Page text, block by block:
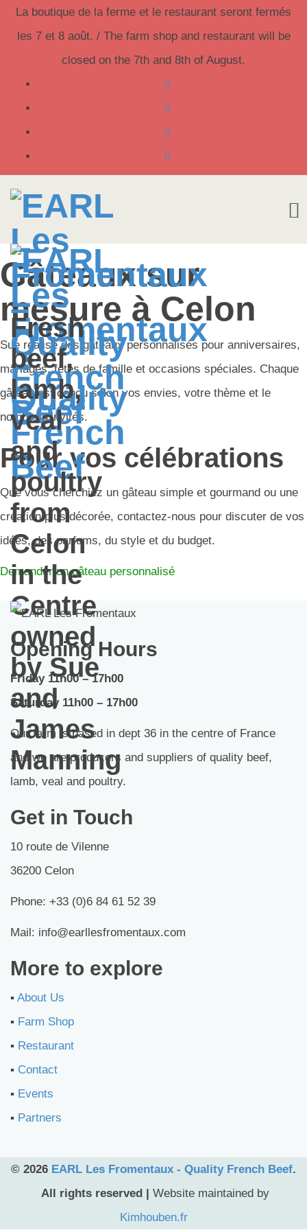
La boutique de la ferme et le restaurant seront fermés
les 7 et 8 août. / The farm shop and restaurant will be
closed on the 7th and 8th of August.
Fresh
beef,
lamb,
veal
and
poultry
from
Celon
in the
Centre
owned
by Sue
and
James
Manning
Skip
to
content
Gâteaux sur
mesure à Celon
Sue réalise des gâteaux personnalisés pour anniversaires,
mariages, fêtes de famille et occasions spéciales. Chaque
gâteau est conçu selon vos envies, votre thème et le
nombre d’invités.
Pour vos célébrations
Que vous cherchiez un gâteau simple et gourmand ou une
création plus décorée, contactez-nous pour discuter de vos
idées, des parfums, du style et du budget.
Demander un gâteau personnalisé
Opening Hours
Friday 11h00 – 17h00
Saturday 11h00 – 17h00
Our farm is based in dept 36 in the centre of France
and we are producers and suppliers of quality beef,
lamb, veal and poultry.
Get in Touch
10 route de Vilenne
36200 Celon
Phone: +33 (0)6 84 61 52 39
Mail: info@earllesfromentaux.com
More to explore
▪︎ About Us
▪︎ Farm Shop
▪︎ Restaurant
▪︎ Contact
▪︎ Events
▪︎ Partners
© 2026 EARL Les Fromentaux - Quality French Beef.
All rights reserved | Website maintained by
Kimhouben.fr